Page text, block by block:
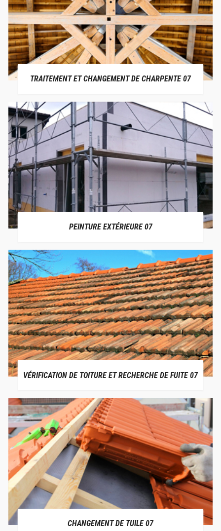
TRAITEMENT ET CHANGEMENT DE CHARPENTE 07
PEINTURE EXTÉRIEURE 07
VÉRIFICATION DE TOITURE ET RECHERCHE DE FUITE 07
CHANGEMENT DE TUILE 07